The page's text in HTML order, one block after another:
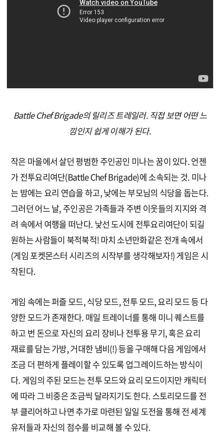
Battle Chef Brigade의 릴리즈 트레일러. 직접 보면 어떤 느
낌인지 쉽게 이해가 된다.
작은 마을에서 살던 평범한 주인공인 미나는 꿈이 있다. 언젠
가 전투요리여단(Battle Chef Brigade)에 소속되는 것. 미나
는 밤에는 요리 연습을 하고, 낮에는 부모님의 식당을 돕는다.
그러던 어느 날, 주인공은 가족들과 주변 이웃들의 지지와 격
려 속에서 여행을 떠난다. 낯선 도시에 전투요리여단이 되길
원하는 사람들이 북적북적! 마치 소년만화같은 전개 속에서
(게임 포켓몬스터 시리즈의 시작부를 생각해보자!) 게임은 시
작된다.
게임 속에는 퍼즐 모드, 식당 모드, 전투 모드, 요리 모드 등 다
양한 모드가 존재한다. 매일 트레이너를 통해 미니 퀘스트를
하고 번 돈으로 자신의 요리 장비나 전투용 무기, 혹은 요리
재료를 담는 가방, 거대한 냄비(!) 등을 구매해 다음 게임에서
조금 더 편하게 플레이할 수 있도록 업그레이드하는 방식이
다. 게임의 주된 모드는 전투 모드와 요리 모드이지만 캐릭터
에 따라 그 비중은 조금씩 달라지기도 한다. 스토리모드를 전
부 클리어하고 나면 추가로 마련된 일일 도전을 통해 전 세계
유저들과 자신의 점수를 비교해 볼 수 있다.